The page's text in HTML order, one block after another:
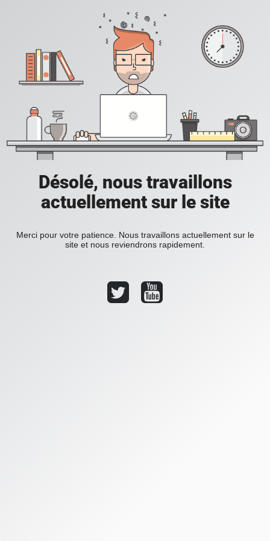
Désolé, nous travaillons
actuellement sur le site
Merci pour votre patience. Nous travaillons actuellement sur le
site et nous reviendrons rapidement.